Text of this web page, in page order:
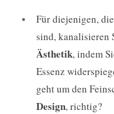
Für diejenigen,
sind, kanalisieren
Ästhetik, indem
Essenz
geht um den
Design, richtig?